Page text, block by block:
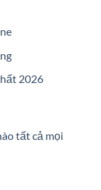
2026
tất cả mọi